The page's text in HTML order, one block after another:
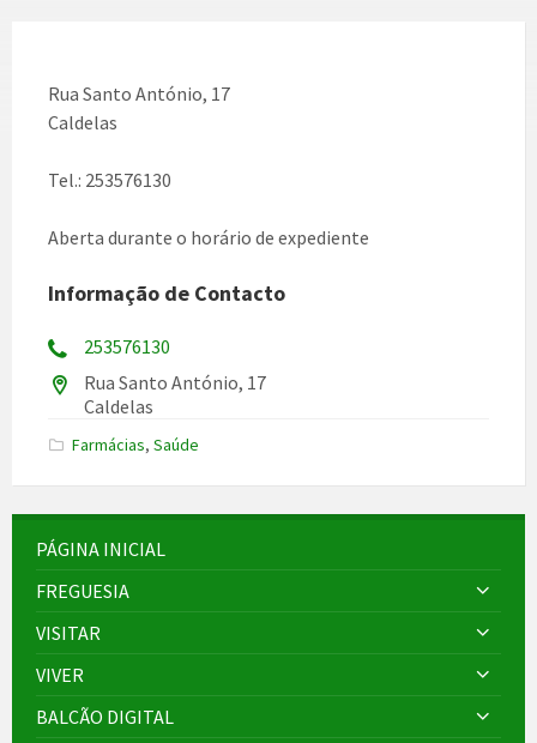
Rua Santo António, 17
Caldelas
Tel.: 253576130
Aberta durante o horário de expediente
Informação de Contacto
253576130
Rua Santo António, 17
Caldelas
Farmácias, Saúde
PÁGINA INICIAL
FREGUESIA
VISITAR
VIVER
BALCÃO DIGITAL